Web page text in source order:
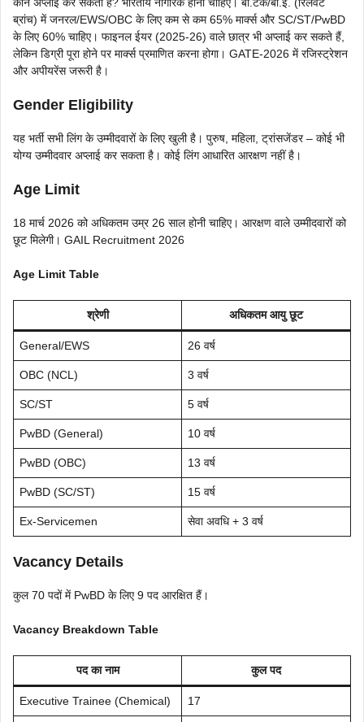
ब्रांच) में जनरल/EWS/OBC के लिए कम से कम 65% मार्क्स और SC/ST/PwBD
के लिए 60% चाहिए। फाइनल ईयर (2025-26) वाले छात्र भी अप्लाई कर सकते हैं,
लेकिन डिग्री पूरा होने पर मार्क्स प्रमाणित करना होगा। GATE-2026 में रजिस्ट्रेशन
और अपीयरेंस जरूरी है।
Gender Eligibility
यह भर्ती सभी लिंग के उम्मीदवारों के लिए खुली है। पुरुष, महिला, ट्रांसजेंडर – कोई भी
योग्य उम्मीदवार अप्लाई कर सकता है। कोई लिंग आधारित आरक्षण नहीं है।
Age Limit
18 मार्च 2026 को अधिकतम उम्र 26 साल होनी चाहिए। आरक्षण वाले उम्मीदवारों को
छूट मिलेगी। GAIL Recruitment 2026
Age Limit Table
श्रेणी अधिकतम आयु छूट
General/EWS 26 वर्ष
OBC (NCL) 3 वर्ष
SC/ST 5 वर्ष
PwBD (General) 10 वर्ष
PwBD (OBC) 13 वर्ष
PwBD (SC/ST) 15 वर्ष
Ex-Servicemen सेवा अवधि + 3 वर्ष
Vacancy Details
कुल 70 पदों में PwBD के लिए 9 पद आरक्षित हैं।
Vacancy Breakdown Table
पद का नाम कुल पद
Executive Trainee (Chemical) 17